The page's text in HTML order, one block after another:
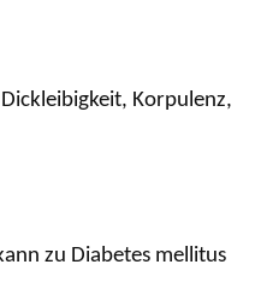
Korpulenz,
zu Diabetes mellitus